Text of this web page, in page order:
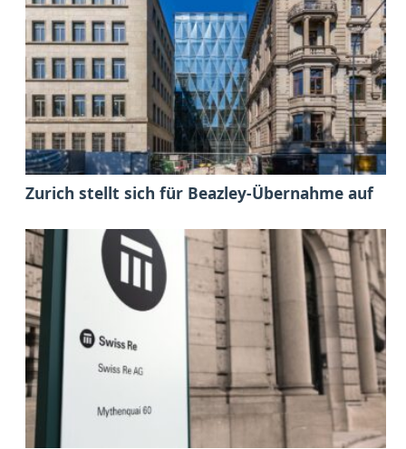
Zurich stellt sich für Beazley-Übernahme auf